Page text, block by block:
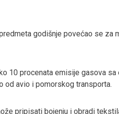
godišnje povećao se
10 procenata emisije gasova
od avio i pomorskog transporta.
pripisati bojenju i obradi